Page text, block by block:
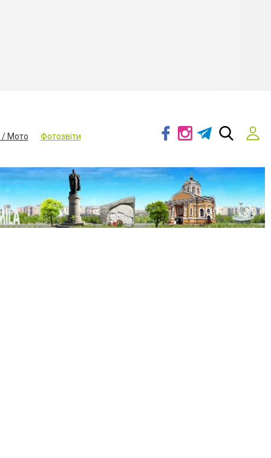
/ Мото Фотозвіти